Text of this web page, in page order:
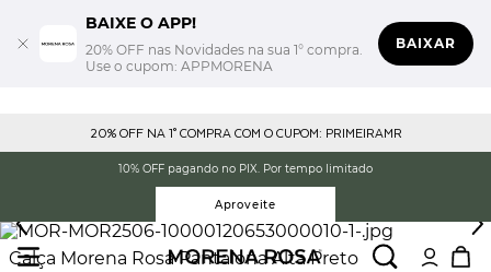
BAIXE O APP!
20% OFF nas Novidades na sua 1° compra.
Use o cupom: APPMORENA
BAIXAR
20% OFF NA 1° COMPRA COM O CUPOM: PRIMEIRAMR
10% OFF pagando no PIX. Por tempo limitado
Aproveite
Calça Morena Rosa Pantalona Alta Preto